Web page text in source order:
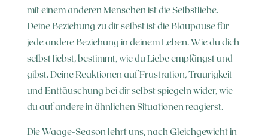
mit einem anderen Menschen ist die Selbstliebe.
Deine Beziehung zu dir selbst ist die Blaupause für
jede andere Beziehung in deinem Leben. Wie du dich
selbst liebst, bestimmt, wie du Liebe empfängst und
gibst. Deine Reaktionen auf Frustration, Traurigkeit
und Enttäuschung bei dir selbst spiegeln wider, wie
du auf andere in ähnlichen Situationen reagierst.
Die Waage-Season lehrt uns, nach Gleichgewicht in